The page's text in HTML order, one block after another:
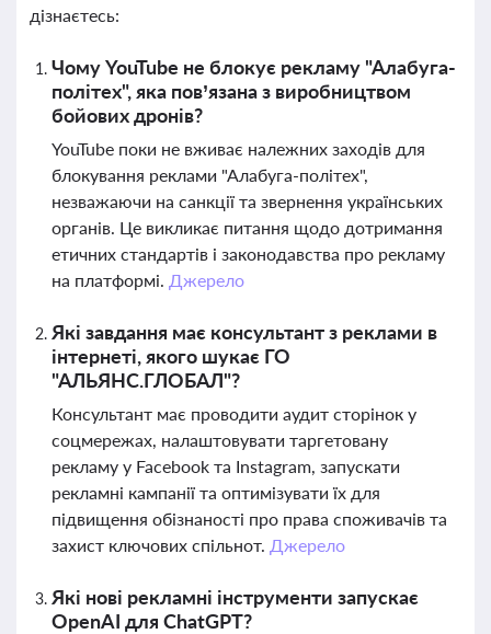
дізнаєтесь:
Чому YouTube не блокує рекламу "Алабуга-
політех", яка пов’язана з виробництвом
бойових дронів?
YouTube поки не вживає належних заходів для
блокування реклами "Алабуга-політех",
незважаючи на санкції та звернення українських
органів. Це викликає питання щодо дотримання
етичних стандартів і законодавства про рекламу
на платформі. Джерело
Які завдання має консультант з реклами в
інтернеті, якого шукає ГО
"АЛЬЯНС.ГЛОБАЛ"?
Консультант має проводити аудит сторінок у
соцмережах, налаштовувати таргетовану
рекламу у Facebook та Instagram, запускати
рекламні кампанії та оптимізувати їх для
підвищення обізнаності про права споживачів та
захист ключових спільнот. Джерело
Які нові рекламні інструменти запускає
OpenAI для ChatGPT?